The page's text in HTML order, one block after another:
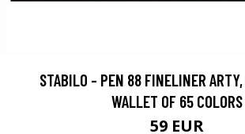
STABILO - PEN 88 FINELINER ARTY,
WALLET OF 65 COLORS
59 EUR